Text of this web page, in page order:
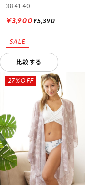
384140
¥5,390
¥3,900
比較する
27%OFF